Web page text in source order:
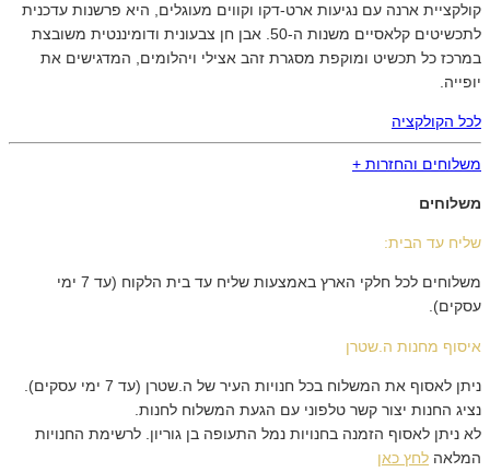
קולקציית ארנה עם נגיעות ארט-דקו וקווים מעוגלים, היא פרשנות עדכנית
לתכשיטים קלאסיים משנות ה-50. אבן חן צבעונית ודומיננטית משובצת
במרכז כל תכשיט ומוקפת מסגרת זהב אצילי ויהלומים, המדגישים את
יופייה.
לכל הקולקציה
משלוחים והחזרות +
משלוחים
שליח עד הבית:
משלוחים לכל חלקי הארץ באמצעות שליח עד בית הלקוח (עד 7 ימי
עסקים).
איסוף מחנות ה.שטרן
ניתן לאסוף את המשלוח בכל חנויות העיר של ה.שטרן (עד 7 ימי עסקים).
נציג החנות יצור קשר טלפוני עם הגעת המשלוח לחנות.
לא ניתן לאסוף הזמנה בחנויות נמל התעופה בן גוריון. לרשימת החנויות
המלאה לחץ כאן